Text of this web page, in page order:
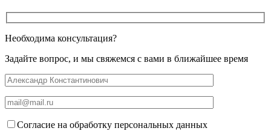
Необходима консультация?
Задайте вопрос, и мы свяжемся с вами в ближайшее время
Согласие на обработку персональных данных